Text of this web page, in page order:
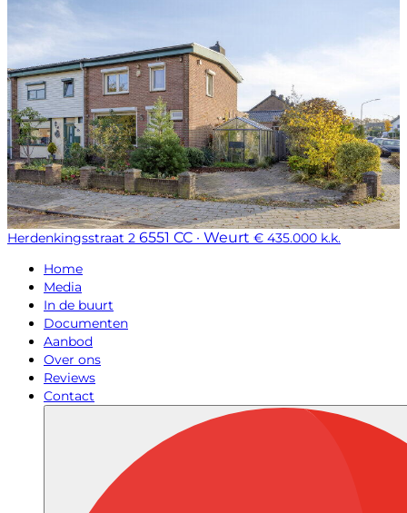
Herdenkingsstraat 2 6551 CC · Weurt € 435.000 k.k.
Home
Media
In de buurt
Documenten
Aanbod
Over ons
Reviews
Contact